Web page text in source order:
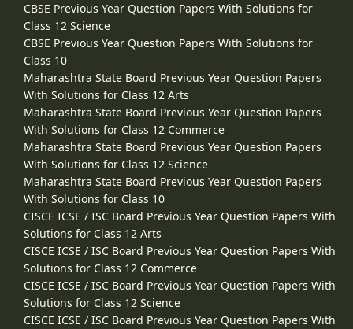
CBSE Previous Year Question Papers With Solutions for
Class 12 Science
CBSE Previous Year Question Papers With Solutions for
Class 10
Maharashtra State Board Previous Year Question Papers
With Solutions for Class 12 Arts
Maharashtra State Board Previous Year Question Papers
With Solutions for Class 12 Commerce
Maharashtra State Board Previous Year Question Papers
With Solutions for Class 12 Science
Maharashtra State Board Previous Year Question Papers
With Solutions for Class 10
CISCE ICSE / ISC Board Previous Year Question Papers With
Solutions for Class 12 Arts
CISCE ICSE / ISC Board Previous Year Question Papers With
Solutions for Class 12 Commerce
CISCE ICSE / ISC Board Previous Year Question Papers With
Solutions for Class 12 Science
CISCE ICSE / ISC Board Previous Year Question Papers With